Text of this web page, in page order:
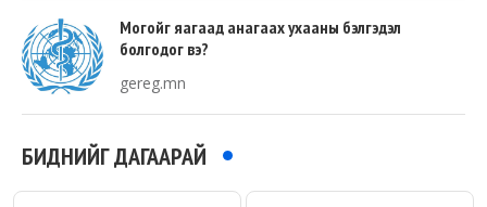
Могойг яагаад анагаах ухааны бэлгэдэл
болгодог вэ?
gereg.mn
БИДНИЙГ ДАГААРАЙ